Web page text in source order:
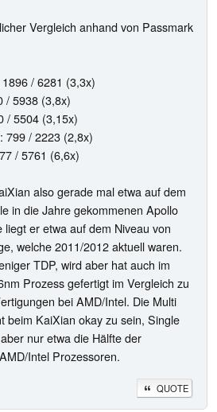
Vergleich anhand von Passmark
/ 6281 (3,3x)
/ 5938 (3,8x)
/ 5504 (3,15x)
799 / 2223 (2,8x)
/ 5761 (6,6x)
also gerade mal etwa auf dem
in die Jahre gekommenen Apollo
er etwa auf dem Niveau von
welche 2011/2012 aktuell waren.
TDP, wird aber hat auch im
Prozess gefertigt im Vergleich zu
bei AMD/Intel. Die Multi
beim KaiXian okay zu sein, Single
nur etwa die Hälfte der
Intel Prozessoren.
QUOTE